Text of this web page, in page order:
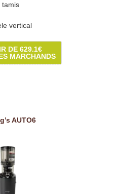
tamis
vertical
DE 629.1€
MARCHANDS
AUTO6